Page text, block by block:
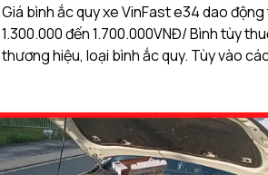
Giá bình ắc quy xe VinFast e34 dao
1.300.000 đến 1.700.000VNĐ/ Bình tùy
thương hiệu, loại bình ắc quy. Tùy vào
hàng đầu về giá bình ắc quy xe VinFast